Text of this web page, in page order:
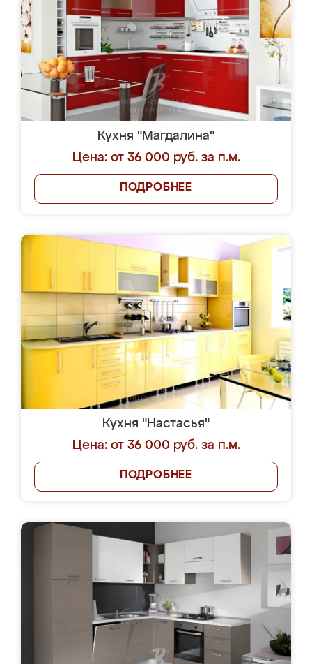
Кухня "Магдалина"
Цена: от 36 000 руб. за п.м.
ПОДРОБНЕЕ
Кухня "Настасья"
Цена: от 36 000 руб. за п.м.
ПОДРОБНЕЕ